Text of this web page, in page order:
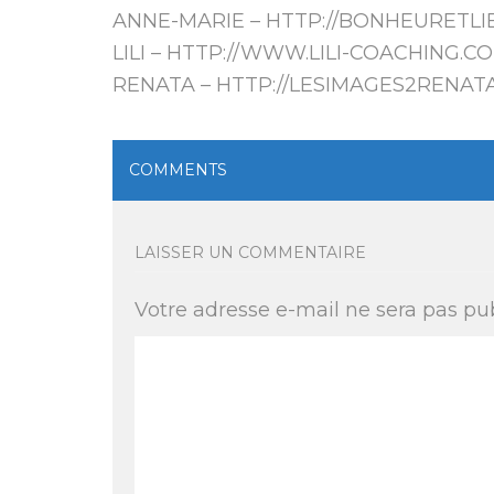
ANNE-MARIE – HTTP://
LILI – HTTP://WWW.LILI-
RENATA – HTTP://
COMMENTS
LAISSER UN COMMENTAIRE
Votre adresse e-mail ne sera pas